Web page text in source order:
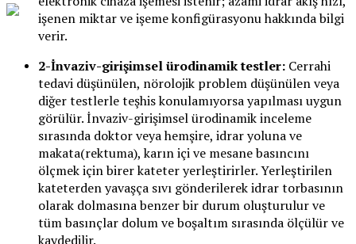
işenen miktar ve işeme konfigürasyonu hakkında bilgi
verir.
2-İnvaziv-girişimsel ürodinamik testler: Cerrahi
tedavi düşünülen, nörolojik problem düşünülen veya
diğer testlerle teşhis konulamıyorsa yapılması uygun
görülür. İnvaziv-girişimsel ürodinamik inceleme
sırasında doktor veya hemşire, idrar yoluna ve
makata(rektuma), karın içi ve mesane basıncını
ölçmek için birer kateter yerleştirirler. Yerleştirilen
kateterden yavaşça sıvı gönderilerek idrar torbasının
olarak dolmasına benzer bir durum oluşturulur ve
tüm basınçlar dolum ve boşaltım sırasında ölçülür ve
kaydedilir.